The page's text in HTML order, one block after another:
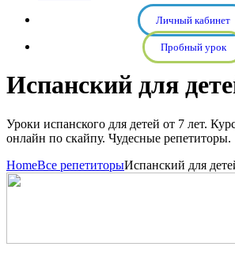
Личный кабинет
Пробный урок
Испанский для
Уроки испанского для детей от 7 лет.
онлайн по скайпу. Чудесные репетиторы.
HomeВсе репетиторыИспанский для